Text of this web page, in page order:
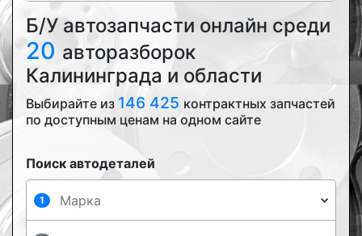
Б/У автозапчасти онлайн среди
20 авторазборок
Калининграда и области
Выбирайте из 146 425 контрактных запчастей
по доступным ценам на одном сайте
Поиск автодеталей
1